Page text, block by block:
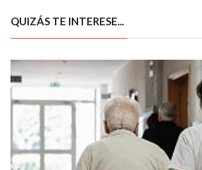
QUIZÁS TE INTERESE...